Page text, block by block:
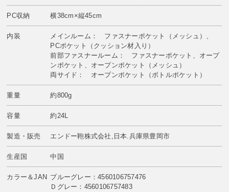
PC収納 横38cm×縦45cm
内装
メインルーム： ファスナーポケット（メッシュ）、
PCポケット（クッション材入り）
前部ファスナールーム： ファスナーポケット、オープ
ンポケット、オープンポケット（メッシュ）
両サイド： オープンポケット（ボトルポケット）
重量 約800g
容量 約24L
製造・販売 エンドー鞄株式会社,日本.兵庫県豊岡市
生産国 中国
カラー＆JAN ブルーグレー：4560106757476
Ｄグレー：4560106757483